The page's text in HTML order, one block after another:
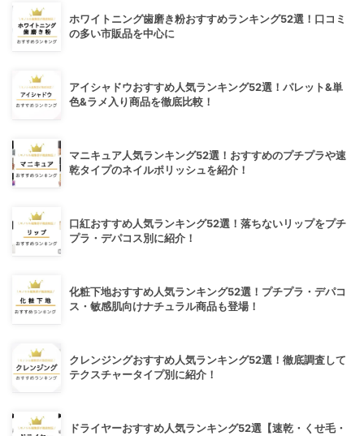
ホワイトニング歯磨き粉おすすめランキング52選！口コミ
の多い市販品を中心に
アイシャドウおすすめ人気ランキング52選！パレット&単
色&ラメ入り商品を徹底比較！
マニキュア人気ランキング52選！おすすめのプチプラや速
乾タイプのネイルポリッシュを紹介！
口紅おすすめ人気ランキング52選！落ちないリップをプチ
プラ・デパコス別に紹介！
化粧下地おすすめ人気ランキング52選！プチプラ・デパコ
ス・敏感肌向けナチュラル商品も登場！
クレンジングおすすめ人気ランキング52選！徹底調査して
テクスチャータイプ別に紹介！
ドライヤーおすすめ人気ランキング52選【速乾・くせ毛・